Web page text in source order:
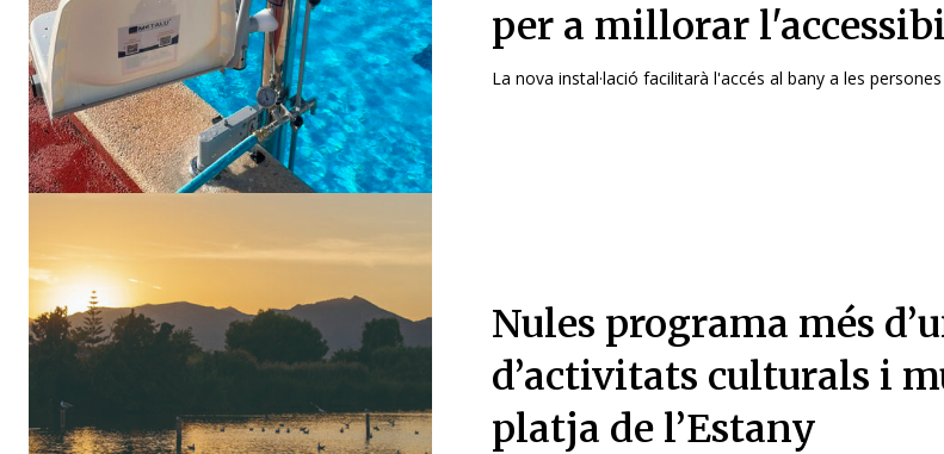
per a millorar
La nova instal·lació facilitarà l'accés al bany a les persones
Nules programa més
d’activitats culturals i
platja de l’Estany